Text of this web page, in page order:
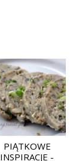
PIĄTKOWE
INSPIRACJE -